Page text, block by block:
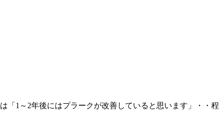
「1～2年後にはプラークが改善していると思います」・・程